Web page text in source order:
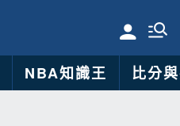
NBA知識王 比分